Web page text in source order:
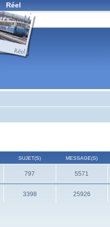
Réel
SUJET(S) MESSAGE(S)
797 5571
3398 25926